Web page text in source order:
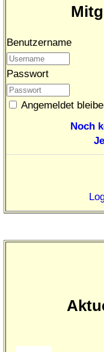
Benutzername
Passwort
Angemeldet
Noch